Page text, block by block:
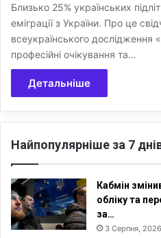
Близько 25% українських
еміграції з України. Про це
всеукраїнського дослідження
професійні очікування та…
Детальніше
Найпопулярніше за 7
Кабмін
обліку та
за…
3 Серпня,